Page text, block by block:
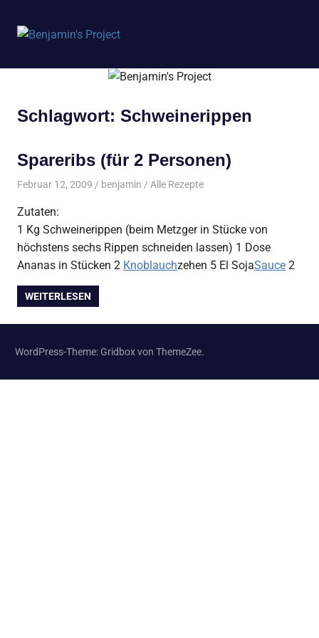
springen
Project
Schlagwort: Schweinerippen
Spareribs (für 2 Personen)
Februar 12, 2009 benjamin Alle Rezepte
Zutaten:
1 Kg Schweinerippen (beim Metzger in Stücke von
höchstens sechs Rippen schneiden lassen) 1 Dose
Ananas in Stücken 2 Knoblauchzehen 5 El SojaSauce 2
WEITERLESEN
WordPress-Theme: Gridbox von ThemeZee.